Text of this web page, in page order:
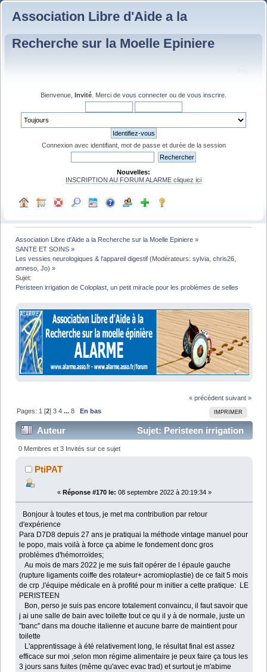
Association Libre d'Aide a la
Recherche sur la Moelle Epiniere
Bienvenue, Invité . Merci de vous connecter ou de vous inscrire
Connexion avec identifiant, mot de passe et durée de la session
Nouvelles:
INSCRIPTION AU FORUM ALARME cliquez ici
Association Libre d'Aide a la Recherche sur la Moelle Epiniere »
SANTE ET SOINS »
Les vessies neurologiques & l'appareil digestif (Modérateurs:sylvia ,chris26
anneso ,Jo) »
Sujet:
Peristeen irrigation de Coloplast, un petit miracle pour les problèmes de selles
« précédent suivant »
IMPRIMER
Pages: 1 [2]3 4 ...8 En bas
Auteur
Sujet: Peristeen irrigation
de Coloplast, un petit miracle pour les problèmes de
selles (Lu 310543 fois)
0 Membres et 3 Invités sur ce sujet
PtiPAT
« Réponse #170 le: 08 septembre 2022 à 20:19:34 »
Bonjour à toutes et tous, je met ma contribution par retour
d'expérience
Para D7D8 depuis 27 ans je pratiquai la méthode vintage manuel pour
le popo, mais voilà à force ça abime le fondement donc gros
problèmes d'hémorroïdes;
Au mois de mars 2022 je me suis fait opérer de l épaule gauche
(rupture ligaments coiffe des rotateur+ acromioplastie) de ce fait 5 mois
de crp ,l'équipe médicale en à profité pour m initier a cette pratique: LE
PERISTEEN
Bon, perso je suis pas encore totalement convaincu, il faut savoir que
j ai une salle de bain avec toilette tout ce qu il y à de normale, juste un
"banc" dans ma douche italienne et aucune barre de maintient pour
toilette
L'apprentissage à été relativement long, le résultat final est assez
efficace sur moi ,selon mon régime alimentaire je peux faire ça tous les
3 jours sans fuites (même qu'avec evac trad) et surtout je m'abime